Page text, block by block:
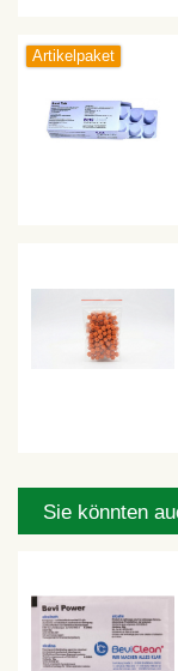
Artikelpaket
Sie könnten